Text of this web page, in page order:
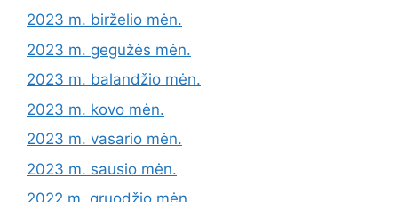
2023 m. birželio mėn.
2023 m. gegužės mėn.
2023 m. balandžio mėn.
2023 m. kovo mėn.
2023 m. vasario mėn.
2023 m. sausio mėn.